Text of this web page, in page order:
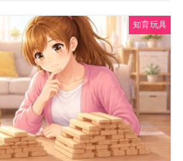
知育玩具